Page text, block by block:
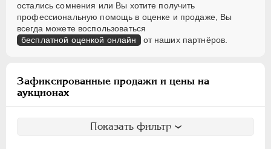
остались сомнения или Вы хотите получить
профессиональную помощь в оценке и продаже, Вы
всегда можете воспользоваться
бесплатной оценкой онлайн от наших партнёров.
Зафиксированные продажи и цены на
аукционах
Показать фильтр